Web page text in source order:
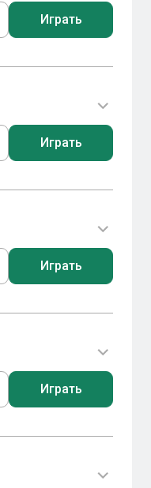
Играть
Играть
Играть
Играть